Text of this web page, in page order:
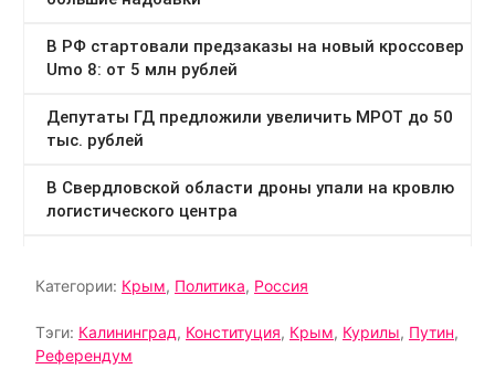
Категории: Крым, Политика, Россия
Тэги: Калининград, Конституция, Крым, Курилы, Путин,
Референдум